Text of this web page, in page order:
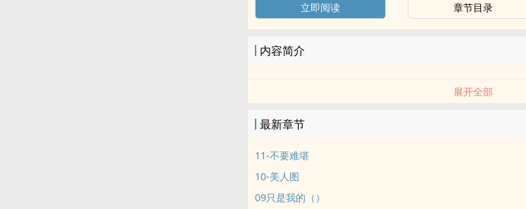
立即阅读
章节目录
内容简介
展开全部
最新章节
11-不要难堪
10-美人图
09只是我的（）